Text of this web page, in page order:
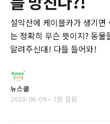
설악산에 케이블카가 생기면
는 정확히 무슨 뜻이지? 동
알려주신대! 다들 들어와!
뉴스쿨
2023-06-09 - 7분 걸림